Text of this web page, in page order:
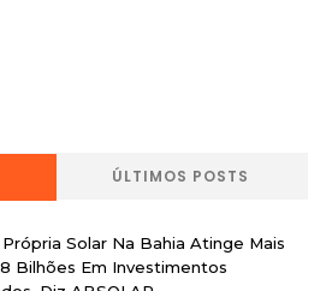
ÚLTIMOS POSTS
Própria Solar Na Bahia Atinge Mais
Bilhões Em Investimentos